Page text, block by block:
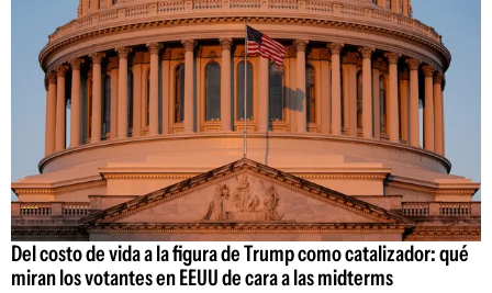
Del costo de vida a la figura de Trump como catalizador: qué
miran los votantes en EEUU de cara a las midterms